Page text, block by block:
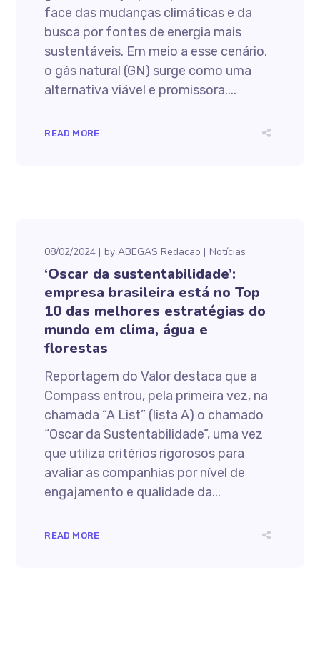
face das mudanças climáticas e da
busca por fontes de energia mais
sustentáveis. Em meio a esse cenário,
o gás natural (GN) surge como uma
alternativa viável e promissora....
READ MORE
08/02/2024 byABEGAS Redacao Notícias
‘Oscar da sustentabilidade’:
empresa brasileira está no Top
10 das melhores estratégias do
mundo em clima, água e
florestas
Reportagem do Valor destaca que a
Compass entrou, pela primeira vez, na
chamada “A List” (lista A) o chamado
“Oscar da Sustentabilidade”, uma vez
que utiliza critérios rigorosos para
avaliar as companhias por nível de
engajamento e qualidade da...
READ MORE